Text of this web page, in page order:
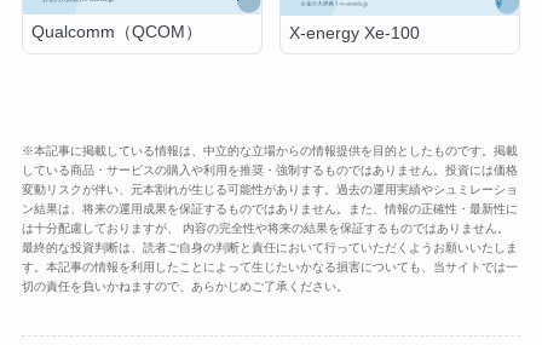
Qualcomm（QCOM） X-energy Xe-100
※本記事に掲載している情報は、中立的な立場からの情報提供を目的としたものです。掲載
している商品・サービスの購入や利用を推奨・強制するものではありません。投資には価格
変動リスクが伴い、元本割れが生じる可能性があります。過去の運用実績やシュミレーショ
ン結果は、将来の運用成果を保証するものではありません。また、情報の正確性・最新性に
は十分配慮しておりますが、 内容の完全性や将来の結果を保証するものではありません。
最終的な投資判断は、読者ご自身の判断と責任において行っていただくようお願いいたしま
す。本記事の情報を利用したことによって生じたいかなる損害についても、当サイトでは一
切の責任を負いかねますので、あらかじめご了承ください。